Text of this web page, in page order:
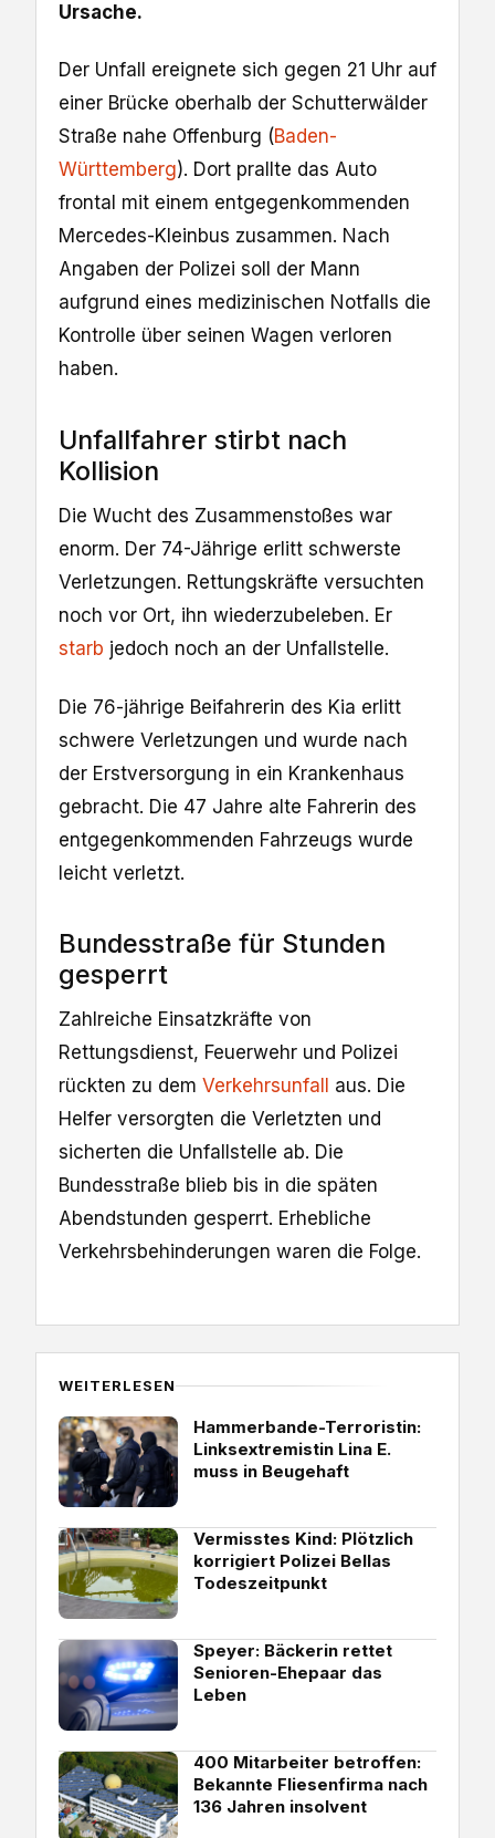
Ursache.
Der Unfall ereignete sich gegen 21 Uhr auf
einer Brücke oberhalb der Schutterwälder
Straße nahe Offenburg (Baden-
Württemberg). Dort prallte das Auto
frontal mit einem entgegenkommenden
Mercedes-Kleinbus zusammen. Nach
Angaben der Polizei soll der Mann
aufgrund eines medizinischen Notfalls die
Kontrolle über seinen Wagen verloren
haben.
Unfallfahrer stirbt nach
Kollision
Die Wucht des Zusammenstoßes war
enorm. Der 74-Jährige erlitt schwerste
Verletzungen. Rettungskräfte versuchten
noch vor Ort, ihn wiederzubeleben. Er
starb jedoch noch an der Unfallstelle.
Die 76-jährige Beifahrerin des Kia erlitt
schwere Verletzungen und wurde nach
der Erstversorgung in ein Krankenhaus
gebracht. Die 47 Jahre alte Fahrerin des
entgegenkommenden Fahrzeugs wurde
leicht verletzt.
Bundesstraße für Stunden
gesperrt
Zahlreiche Einsatzkräfte von
Rettungsdienst, Feuerwehr und Polizei
rückten zu dem Verkehrsunfall
aus. Die
Helfer versorgten die Verletzten und
sicherten die Unfallstelle ab. Die
Bundesstraße blieb bis in die späten
Abendstunden gesperrt. Erhebliche
Verkehrsbehinderungen waren die Folge.
WEITERLESEN
Hammerbande-Terroristin:
Linksextremistin Lina E.
muss in Beugehaft
Vermisstes Kind: Plötzlich
korrigiert Polizei Bellas
Todeszeitpunkt
Speyer: Bäckerin rettet
Senioren-Ehepaar das
Leben
400 Mitarbeiter betroffen:
Bekannte Fliesenfirma nach
136 Jahren insolvent